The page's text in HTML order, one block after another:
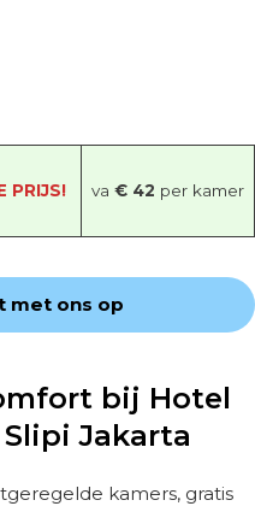
PRIJS! va € 42 per kamer
met ons op
bij Hotel
Jakarta
kamers, gratis